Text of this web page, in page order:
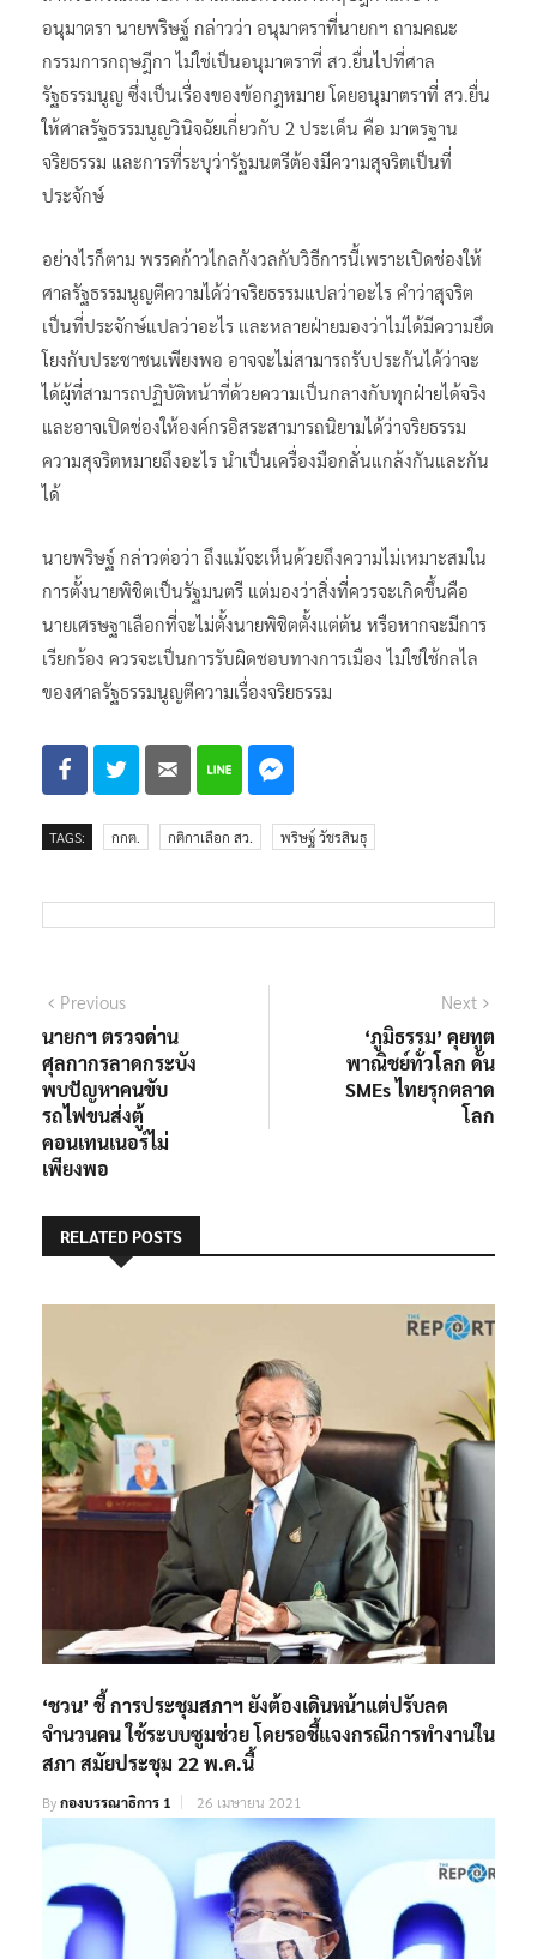
อนุมาตรา นายพริษฐ์ กล่าวว่า อนุมาตราที่นายกฯ ถามคณะ
กรรมการกฤษฎีกา ไม่ใช่เป็นอนุมาตราที่ สว.ยื่นไปที่ศาล
รัฐธรรมนูญ ซึ่งเป็นเรื่องของข้อกฎหมาย โดยอนุมาตราที่ สว.ยื่น
ให้ศาลรัฐธรรมนูญวินิจฉัยเกี่ยวกับ 2 ประเด็น คือ มาตรฐาน
จริยธรรม และการที่ระบุว่ารัฐมนตรีต้องมีความสุจริตเป็นที่
ประจักษ์
อย่างไรก็ตาม พรรคก้าวไกลกังวลกับวิธีการนี้เพราะเปิดช่องให้
ศาลรัฐธรรมนูญตีความได้ว่าจริยธรรมแปลว่าอะไร คำว่าสุจริต
เป็นที่ประจักษ์แปลว่าอะไร และหลายฝ่ายมองว่าไม่ได้มีความยึด
โยงกับประชาชนเพียงพอ อาจจะไม่สามารถรับประกันได้ว่าจะ
ได้ผู้ที่สามารถปฏิบัติหน้าที่ด้วยความเป็นกลางกับทุกฝ่ายได้จริง
และอาจเปิดช่องให้องค์กรอิสระสามารถนิยามได้ว่าจริยธรรม
ความสุจริตหมายถึงอะไร นำเป็นเครื่องมือกลั่นแกล้งกันและกัน
ได้
นายพริษฐ์ กล่าวต่อว่า ถึงแม้จะเห็นด้วยถึงความไม่เหมาะสมใน
การตั้งนายพิชิตเป็นรัฐมนตรี แต่มองว่าสิ่งที่ควรจะเกิดขึ้นคือ
นายเศรษฐาเลือกที่จะไม่ตั้งนายพิชิตตั้งแต่ต้น หรือหากจะมีการ
เรียกร้อง ควรจะเป็นการรับผิดชอบทางการเมือง ไม่ใช่ใช้กลไล
ของศาลรัฐธรรมนูญตีความเรื่องจริยธรรม
TAGS: กกต. กติกาเลือก สว. พริษฐ์ วัชรสินธุ
แนะแนว
เรื่อง
PreviousPrevious
post:
นายกฯ ตรวจด่าน
ศุลกากรลาดกระบัง
พบปัญหาคนขับ
รถไฟขนส่งตู้
คอนเทนเนอร์ไม่
เพียงพอ
Next
‘ภูมิธรรม’ คุยทูต
พาณิชย์ทั่วโลก ดัน
SMEs ไทยรุกตลาด
โลก
RELATED POSTS
‘ชวน’ ชี้ การประชุมสภาฯ ยังต้องเดินหน้าแต่ปรับลด
จำนวนคน ใช้ระบบซูมช่วย โดยรอชี้แจงกรณีการทำงานใน
สภา สมัยประชุม 22 พ.ค.นี้
Byกองบรรณาธิการ 1 26 เมษายน 2021